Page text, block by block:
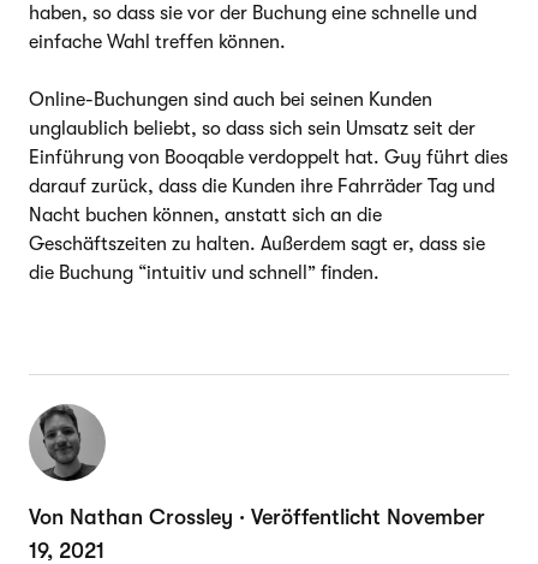
haben, so dass sie vor der Buchung eine schnelle und
einfache Wahl treffen können.
Online-Buchungen sind auch bei seinen Kunden
unglaublich beliebt, so dass sich sein Umsatz seit der
Einführung von Booqable verdoppelt hat. Guy führt dies
darauf zurück, dass die Kunden ihre Fahrräder Tag und
Nacht buchen können, anstatt sich an die
Geschäftszeiten zu halten. Außerdem sagt er, dass sie
die Buchung “intuitiv und schnell” finden.
Von Nathan Crossley · Veröffentlicht November
19, 2021